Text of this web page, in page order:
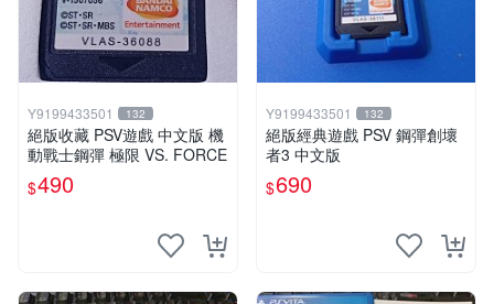
Y9199433501 132
絕版收藏 PSV遊戲 中文版 機
動戰士鋼彈 極限 VS. FORCE
$490
Y9199433501 132
絕版經典遊戲 PSV 鋼彈創壞
者3 中文版
$690